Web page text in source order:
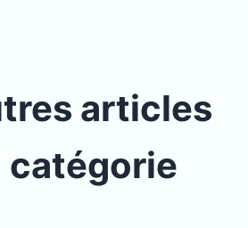
articles
catégorie